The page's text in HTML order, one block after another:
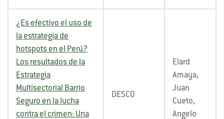
¿Es efectivo el uso de
la estrategia de
hotspots en el Perú?
Los resultados de la
Estrategia
Multisectorial Barrio
Seguro en la lucha
contra el crimen: Una
DESCO
Elard
Amaya,
Juan
Cueto,
Angelo